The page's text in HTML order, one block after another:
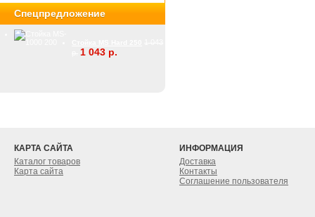
Спецпредложение
1 043 р.
КАРТА САЙТА
Каталог товаров
Карта сайта
ИНФОРМАЦИЯ
Доставка
Контакты
Соглашение пользователя